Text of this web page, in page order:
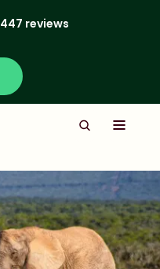
447 reviews